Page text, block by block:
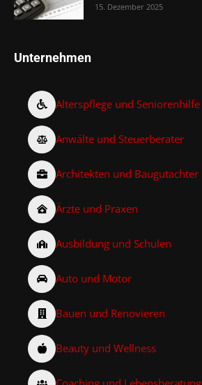
15. Dezember 2025
Unternehmen
Alterspflege und Seniorenhilfe
Anwälte und Steuerberater
Architekten und Baugutachter
Ärzte und Praxen
Ausbildung und Schulen
Auto und Motor
Bauen und Renovieren
Beauty und Wellness